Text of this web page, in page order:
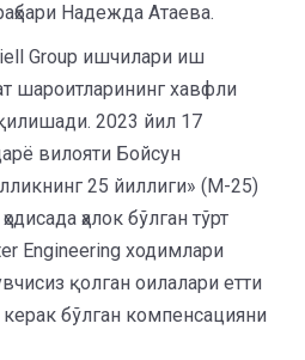
Надежда Атаева.
Group ишчилари иш
шароитларининг хавфли
2023 йил 17
вилояти Бойсун
25 йиллиги» (М-25)
ҳалок бўлган тўрт
Engineering ходимлари
қолган оилалари етти
бўлган компенсацияни